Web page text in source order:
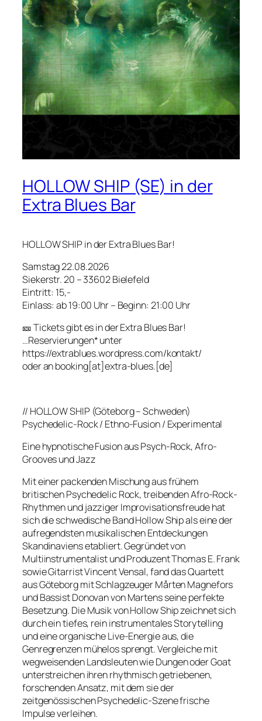
HOLLOW SHIP (SE) in der
Extra Blues Bar
HOLLOW SHIP in der Extra Blues Bar!
Samstag 22.08.2026
Siekerstr. 20 – 33602 Bielefeld
Eintritt: 15,-
Einlass: ab 19:00 Uhr – Beginn: 21:00 Uhr
🎫 Tickets gibt es in der Extra Blues Bar!
…Reservierungen* unter
https://extrablues.wordpress.com/kontakt/
oder an booking[at]extra-blues.[de]
// HOLLOW SHIP (Göteborg – Schweden)
Psychedelic-Rock / Ethno-Fusion / Experimental
Eine hypnotische Fusion aus Psych-Rock, Afro-
Grooves und Jazz
Mit einer packenden Mischung aus frühem
britischen Psychedelic Rock, treibenden Afro-Rock-
Rhythmen und jazziger Improvisationsfreude hat
sich die schwedische Band Hollow Ship als eine der
aufregendsten musikalischen Entdeckungen
Skandinaviens etabliert. Gegründet von
Multiinstrumentalist und Produzent Thomas E. Frank
sowie Gitarrist Vincent Vensal, fand das Quartett
aus Göteborg mit Schlagzeuger Mårten Magnefors
und Bassist Donovan von Martens seine perfekte
Besetzung. Die Musik von Hollow Ship zeichnet sich
durch ein tiefes, rein instrumentales Storytelling
und eine organische Live-Energie aus, die
Genregrenzen mühelos sprengt. Vergleiche mit
wegweisenden Landsleuten wie Dungen oder Goat
unterstreichen ihren rhythmisch getriebenen,
forschenden Ansatz, mit dem sie der
zeitgenössischen Psychedelic-Szene frische
Impulse verleihen.